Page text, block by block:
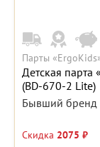
Парты
Детская
(BD-670-2 Lite)
Бывший бренд
Скидка 2075 ₽